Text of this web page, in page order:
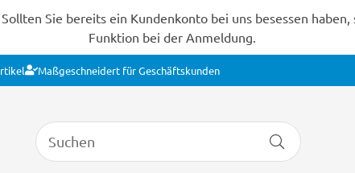
Sie bereits ein Kundenkonto bei uns besessen
Funktion bei der Anmeldung.
Maßgeschneidert für Geschäftskunden